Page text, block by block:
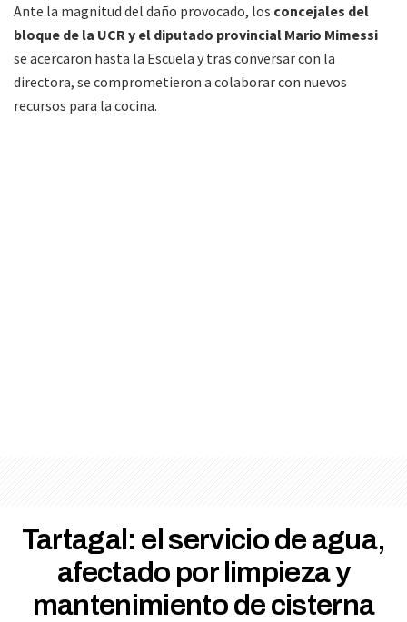
Ante la magnitud del daño provocado, los concejales del
bloque de la UCR y el diputado provincial Mario Mimessi
se acercaron hasta la Escuela y tras conversar con la
directora, se comprometieron a colaborar con nuevos
recursos para la cocina.
Tartagal: el servicio de agua,
afectado por limpieza y
mantenimiento de cisterna